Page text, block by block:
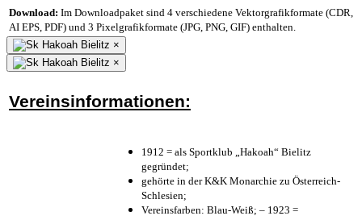
Download: Im Downloadpaket sind 4 verschiedene Vektorgrafikformate (CDR,
AI EPS, PDF) und 3 Pixelgrafikformate (JPG, PNG, GIF) enthalten.
×
×
Vereinsinformationen:
1912 = als Sportklub „Hakoah“ Bielitz
gegründet;
gehörte in der K&K Monarchie zu Österreich-
Schlesien;
Vereinsfarben: Blau-Weiß; – 1923 =